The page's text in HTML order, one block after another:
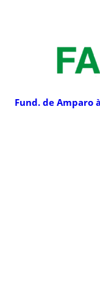
Fund. de Amparo